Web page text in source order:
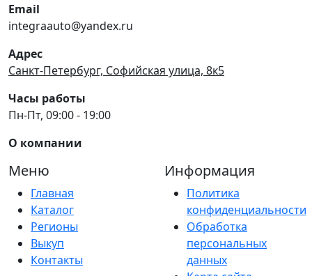
Email
integraauto@yandex.ru
Адрес
Санкт-Петербург, Софийская улица, 8к5
Часы работы
Пн-Пт, 09:00 - 19:00
О компании
Меню
Главная
Каталог
Регионы
Выкуп
Контакты
Информация
Политика
конфиденциальности
Обработка
персональных
данных